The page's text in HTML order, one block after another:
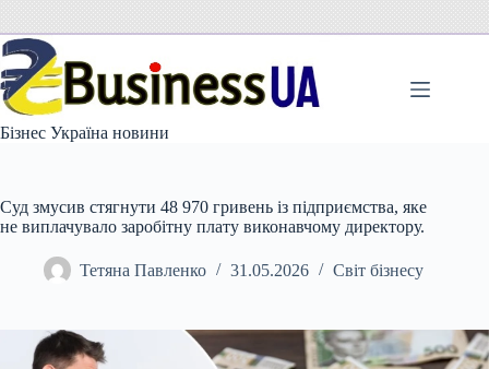
вмісту
Бізнес Україна новини
Суд змусив стягнути 48 970 гривень із підприємства, яке
не виплачувало заробітну плату виконавчому директору.
Тетяна Павленко 31.05.2026 Світ бізнесу